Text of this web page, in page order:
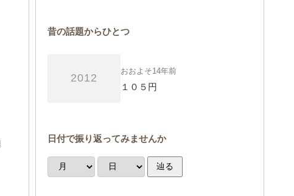
昔の話題からひとつ
2012
おおよそ14年前
１０５円
日付で振り返ってみませんか
辿る